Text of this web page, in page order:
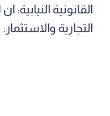
القانونية
التجارية والاستثمار.